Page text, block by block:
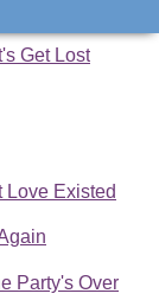
Get Lost
Love Existed
Party's Over